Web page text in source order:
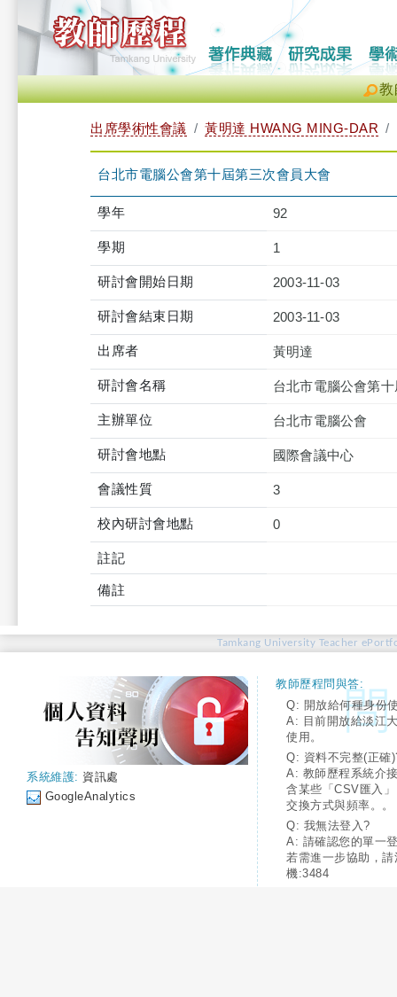
教
出席學術性會議 黃明達 HWANG MING-DAR
台北市電腦公會第十屆第三次會員大會
學年 92
學期 1
研討會開始日期 2003-11-03
研討會結束日期 2003-11-03
出席者 黃明達
研討會名稱 台北市電腦公會第
主辦單位 台北市電腦公會
研討會地點 國際會議中心
會議性質 3
校內研討會地點 0
註記
備註
Tamkang University Teacher
系統維護: 資訊處
GoogleAnalytics
教師歷程問與答:
Q: 開放給何種身份
A: 目前開放給淡江
使用。
Q: 資料不完整(正確
A: 教師歷程系統介
含某些「CSV匯入
交換方式與頻率。。
Q: 我無法登入?
A: 請確認您的單一
若需進一步協助，
機:3484